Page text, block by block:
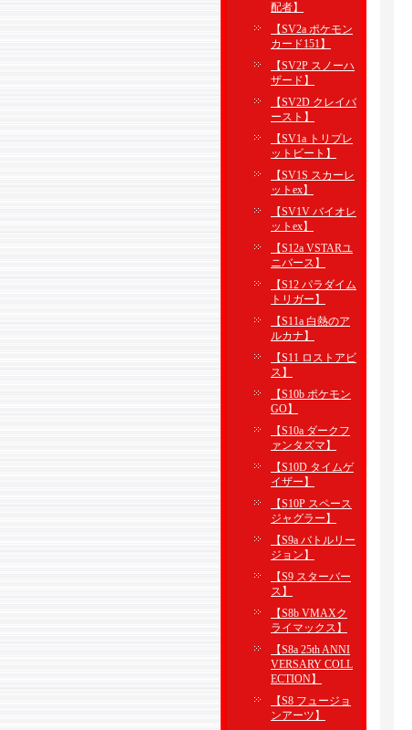
配者】
【SV2a ポケモン
カード151】
【SV2P スノーハ
ザード】
【SV2D クレイバ
ースト】
【SV1a トリプレ
ットビート】
【SV1S スカーレ
ットex】
【SV1V バイオレ
ットex】
【S12a VSTARユ
ニバース】
【S12 パラダイム
トリガー】
【S11a 白熱のア
ルカナ】
【S11 ロストアビ
ス】
【S10b ポケモン
GO】
【S10a ダークフ
ァンタズマ】
【S10D タイムゲ
イザー】
【S10P スペース
ジャグラー】
【S9a バトルリー
ジョン】
【S9 スターバー
ス】
【S8b VMAXク
ライマックス】
【S8a 25th ANNI
VERSARY COLL
ECTION】
【S8 フュージョ
ンアーツ】